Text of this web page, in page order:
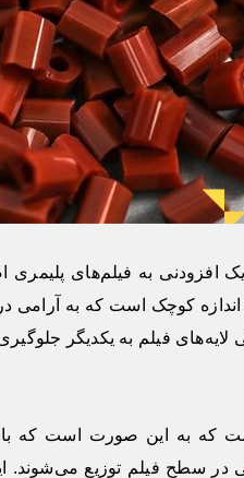
افزودنی به فیلم‌های پلیمری
کوچک است که به آرامی
فیلم به یکدیگر
که به این صورت است که
در سطح فیلم توزیع می‌شوند.